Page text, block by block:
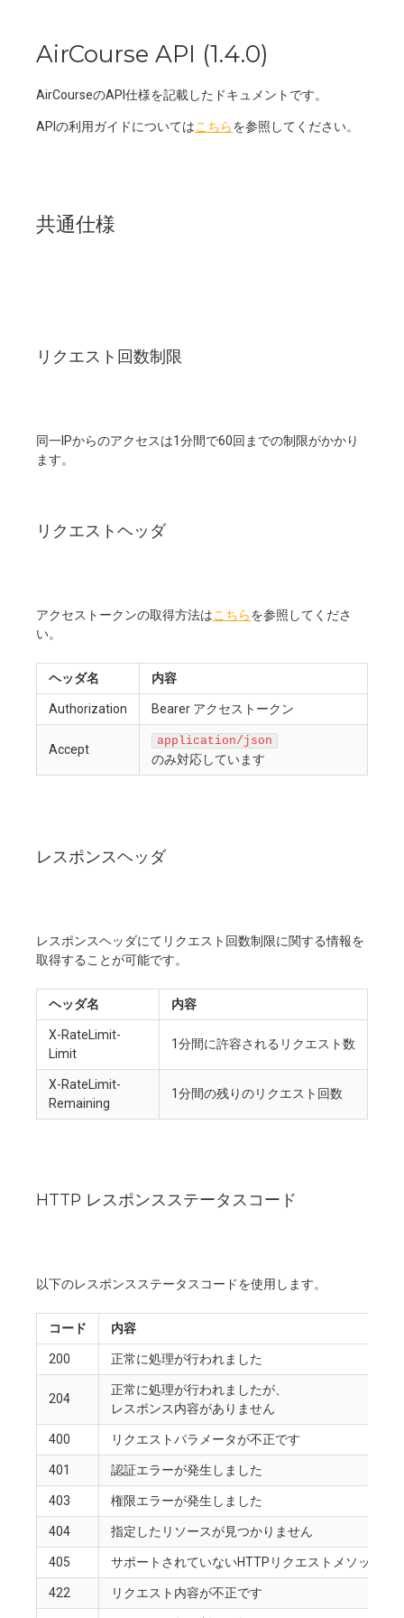
AirCourse API (1.4.0)
AirCourseのAPI仕様を記載したドキュメントです。
APIの利用ガイドについてはこちらを参照してください。
共通仕様
リクエスト回数制限
同一IPからのアクセスは1分間で60回までの制限がかかり
ます。
リクエストヘッダ
アクセストークンの取得方法はこちらを参照してくださ
い。
ヘッダ名 内容
Authorization Bearer アクセストークン
Accept
application/json
のみ対応しています
レスポンスヘッダ
レスポンスヘッダにてリクエスト回数制限に関する情報を
取得することが可能です。
ヘッダ名 内容
X-RateLimit-
Limit
1分間に許容されるリクエスト数
X-RateLimit-
Remaining
1分間の残りのリクエスト回数
HTTP レスポンスステータスコード
以下のレスポンスステータスコードを使用します。
コード 内容
200 正常に処理が行われました
204
正常に処理が行われましたが、
レスポンス内容がありません
400 リクエストパラメータが不正です
401 認証エラーが発生しました
403 権限エラーが発生しました
404 指定したリソースが見つかりません
405 サポートされていないHTTPリクエストメソッドで
422 リクエスト内容が不正です